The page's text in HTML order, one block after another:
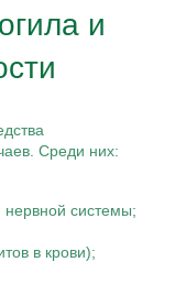
и
Среди них:
нервной системы;
в крови);